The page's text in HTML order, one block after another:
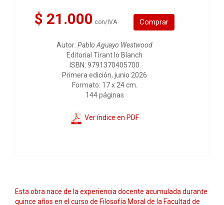
$ 21.000 con/IVA Comprar
Autor: Pablo Aguayo Westwood
Editorial Tirant lo Blanch
ISBN: 9791370405700
Primera edición, junio 2026
Formato: 17 x 24 cm.
144 páginas
Ver índice en PDF
Esta obra nace de la experiencia docente acumulada durante
quince años en el curso de Filosofía Moral de la Facultad de